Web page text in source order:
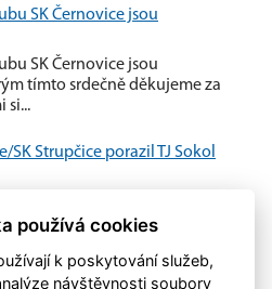
SK Černovice jsou
SK Černovice jsou
tímto srdečně děkujeme za
si...
SK Strupčice porazil TJ Sokol
a po vyrovnaném průběhu
používá cookies
k poskytování služeb,
návštěvnosti soubory